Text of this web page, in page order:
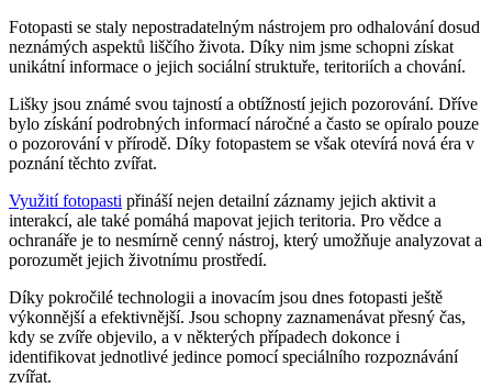
Fotopasti se staly nepostradatelným nástrojem pro odhalování dosud
neznámých aspektů liščího života. Díky nim jsme schopni získat
unikátní informace o jejich sociální struktuře, teritoriích a chování.
Lišky jsou známé svou tajností a obtížností jejich pozorování. Dříve
bylo získání podrobných informací náročné a často se opíralo pouze
o pozorování v přírodě. Díky fotopastem se však otevírá nová éra v
poznání těchto zvířat.
Využití fotopasti přináší nejen detailní záznamy jejich aktivit a
interakcí, ale také pomáhá mapovat jejich teritoria. Pro vědce a
ochranáře je to nesmírně cenný nástroj, který umožňuje analyzovat a
porozumět jejich životnímu prostředí.
Díky pokročilé technologii a inovacím jsou dnes fotopasti ještě
výkonnější a efektivnější. Jsou schopny zaznamenávat přesný čas,
kdy se zvíře objevilo, a v některých případech dokonce i
identifikovat jednotlivé jedince pomocí speciálního rozpoznávání
zvířat.